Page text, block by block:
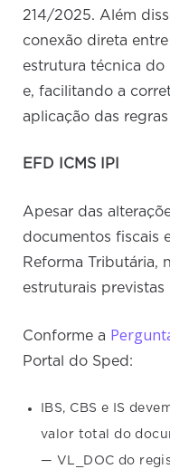
214/2025. Além
conexão direta
estrutura técnica do
e, facilitando a
aplicação das
EFD ICMS IPI
Apesar das
documentos fiscais
Reforma Tributária,
estruturais previstas
Conforme a
Portal do Sped:
IBS, CBS e IS
valor total do
— VL_DOC do